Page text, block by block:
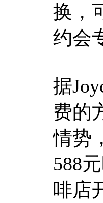
换，
约会
据
费的
情势
588
啡店